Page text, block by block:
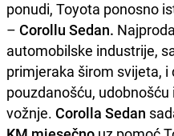
ponudi, Toyota ponosno
– Corollu Sedan.
automobilske industrije,
primjeraka širom svijeta,
pouzdanošću,
vožnje. Corolla Sedan